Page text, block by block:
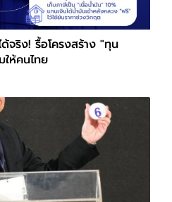
จริง! รื้อโครงสร้าง "ทุน
ห้คนไทย